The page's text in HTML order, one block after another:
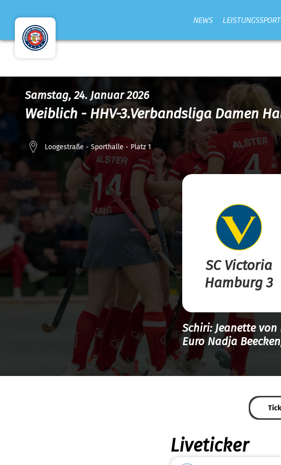
NEWS LEISTUNGSSPORT
Samstag, 24. Januar 2026
Weiblich - HHV-3.Verbandsliga Damen
Loogestraße - Sporthalle - Platz 1
SC Victoria
Hamburg 3
Schiri: Jeanette von
Euro Nadja
Liveticker